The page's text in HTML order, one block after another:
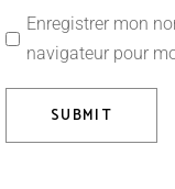
Enregistrer mon
navigateur pour
SUBMIT